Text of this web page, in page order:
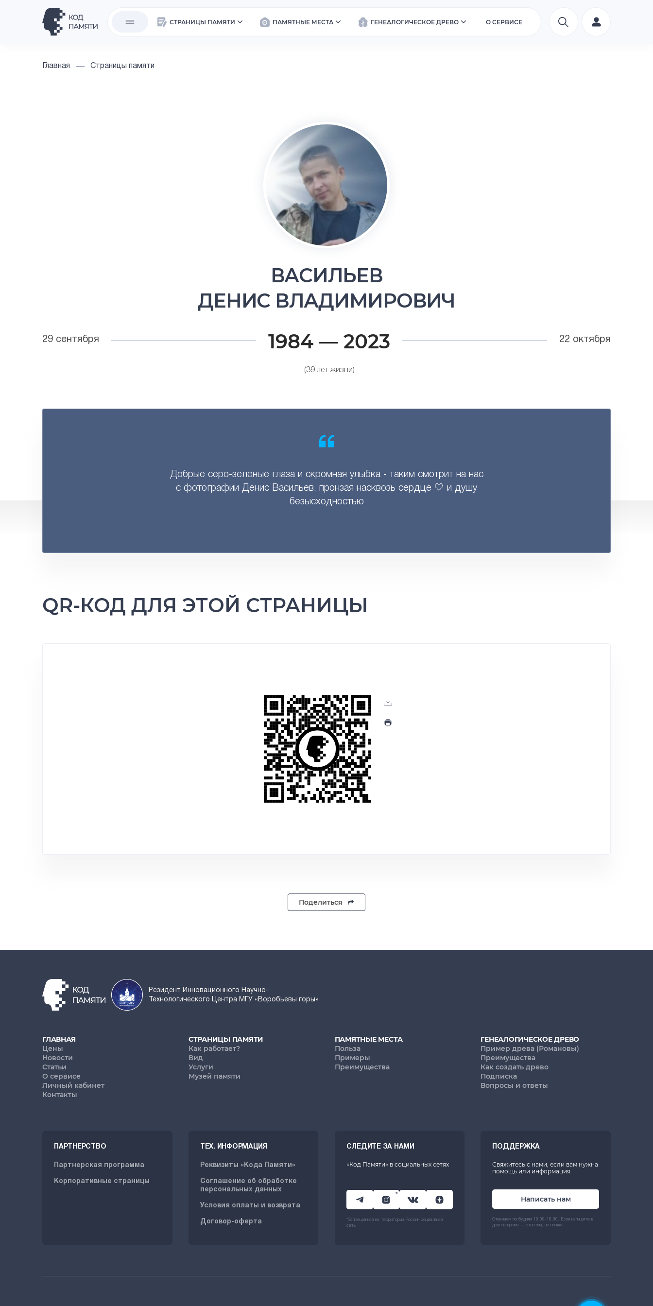
СТРАНИЦЫ ПАМЯТИ ПАМЯТНЫЕ МЕСТА ГЕНЕАЛОГИЧЕСКОЕ ДРЕВО О СЕРВИСЕ
Главная Страницы памяти
ВАСИЛЬЕВ
ДЕНИС ВЛАДИМИРОВИЧ
29 сентября 1984 — 2023
(39 лет жизни)
22 октября
Добрые серо-зеленые глаза и скромная улыбка - таким смотрит на нас
с фотографии Денис Васильев, пронзая насквозь сердце 🤍 и душу
безысходностью
QR-КОД ДЛЯ ЭТОЙ СТРАНИЦЫ
Поделиться
Резидент Инновационного Научно-
Технологического Центра МГУ «Воробьевы горы»
ГЛАВНАЯ
Цены
Новости
Статьи
О сервисе
Личный кабинет
Контакты
СТРАНИЦЫ ПАМЯТИ
Как работает?
Вид
Услуги
Музей памяти
ПАМЯТНЫЕ МЕСТА
Польза
Примеры
Преимущества
ГЕНЕАЛОГИЧЕСКОЕ ДРЕВО
Пример древа (Романовы)
Преимущества
Как создать древо
Подписка
Вопросы и ответы
ПАРТНЕРСТВО
Партнерская программа
Корпоративные страницы
ТЕХ. ИНФОРМАЦИЯ
Реквизиты «Кода Памяти»
Соглашение об обработке
персональных данных
Условия оплаты и возврата
Договор-оферта
СЛЕДИТЕ ЗА НАМИ
«Код Памяти» в социальных сетях
*
*Запрещенная на территории России социальная
сеть
ПОДДЕРЖКА
Свяжитесь с нами, если вам нужна
помощь или информация
Написать нам
Отвечаем по будням 10:00-18:00. Если напишите в
другое время — ответим, но позже.